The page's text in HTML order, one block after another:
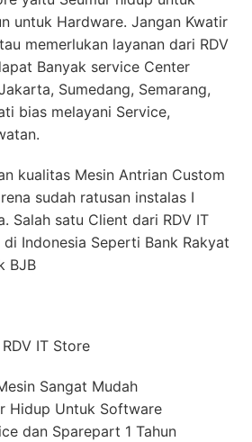
untuk Hardware. Jangan Kwatir
memerlukan layanan dari RDV
Banyak service Center
Sumedang, Semarang,
bias melayani Service,
kualitas Mesin Antrian Custom
sudah ratusan instalas I
Salah satu Client dari RDV IT
Indonesia Seperti Bank Rakyat
BJB
IT Store
Sangat Mudah
Hidup Untuk Software
dan Sparepart 1 Tahun